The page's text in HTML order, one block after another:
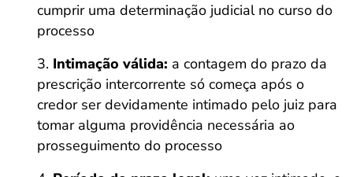
cumprir uma determinação judicial no curso do
processo
Intimação válida: a contagem do prazo da
prescrição intercorrente só começa após o
credor ser devidamente intimado pelo juiz para
tomar alguma providência necessária ao
prosseguimento do processo